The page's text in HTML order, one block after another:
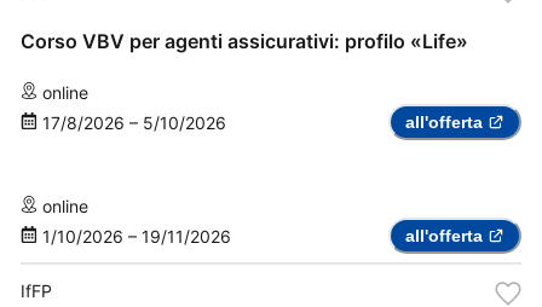
Corso VBV per agenti assicurativi: profilo «Life»
online
17/8/2026 – 5/10/2026 all'offerta
online
1/10/2026 – 19/11/2026 all'offerta
IfFP